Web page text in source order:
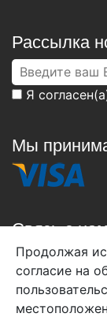
Рассылка
Я
Мы
Связь с
+7 (495)
info@arben-
Продолжая
согласие на